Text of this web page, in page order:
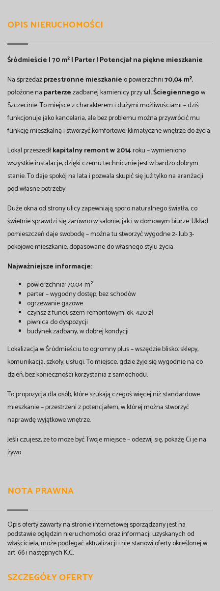
OPIS NIERUCHOMOŚCI
Śródmieście | 70 m² | Parter | Potencjał na piękne mieszkanie
Na sprzedażprzestronne mieszkanieo powierzchni70,04 m²,
położone na parterzezadbanej kamienicy przyul. Ściegiennegow
Szczecinie. To miejsce z charakterem i dużymi możliwościami – dziś
funkcjonuje jako kancelaria, ale bez problemu można przywrócić mu
funkcję mieszkalną i stworzyć komfortowe, klimatyczne wnętrze do życia.
Lokal przeszedłkapitalny remont w 2014roku – wymieniono
wszystkie instalacje, dzięki czemu technicznie jest w bardzo dobrym
stanie. To daje spokój na lata i pozwala skupić się już tylko na aranżacji
pod własne potrzeby.
Duże okna od strony ulicy zapewniają sporo naturalnego światła, co
świetnie sprawdzi się zarówno w salonie, jak i w domowym biurze. Układ
pomieszczeń daje swobodę – można tu stworzyć wygodne 2- lub 3-
pokojowe mieszkanie, dopasowane do własnego stylu życia.
Najważniejsze informacje:
powierzchnia: 70,04 m²
parter – wygodny dostęp, bez schodów
ogrzewanie gazowe
czynsz z funduszem remontowym: ok. 420 zł
piwnica do dyspozycji
budynek zadbany, w dobrej kondycji
Lokalizacja w Śródmieściu to ogromny plus – wszędzie blisko: sklepy,
komunikacja, szkoły, usługi. To miejsce, gdzie żyje się wygodnie na co
dzień, bez konieczności korzystania z samochodu.
To propozycja dla osób, które szukają czegoś więcej niż standardowe
mieszkanie – przestrzeni z potencjałem, w której można stworzyć
naprawdę wyjątkowe wnętrze.
Jeśli czujesz, że to może być Twoje miejsce – odezwij się, pokażę Ci je na
żywo.
NOTA PRAWNA
Opis oferty zawarty na stronie internetowej sporządzany jest na
podstawie oględzin nieruchomości oraz informacji uzyskanych od
właściciela, może podlegać aktualizacji i nie stanowi oferty określonej w
art. 66 i następnych K.C.
SZCZEGÓŁY OFERTY